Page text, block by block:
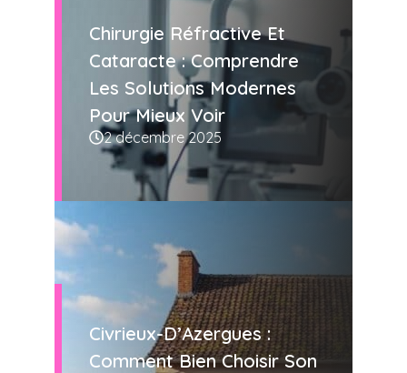
Chirurgie Réfractive Et
Cataracte : Comprendre
Les Solutions Modernes
Pour Mieux Voir
2 décembre 2025
Civrieux-D’Azergues :
Comment Bien Choisir Son